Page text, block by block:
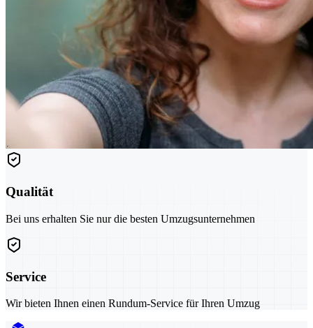
Qualität
Bei uns erhalten Sie nur die besten Umzugsunternehmen
Service
Wir bieten Ihnen einen Rundum-Service für Ihren Umzug